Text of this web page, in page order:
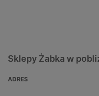
Sklepy Żabka w
ADRES